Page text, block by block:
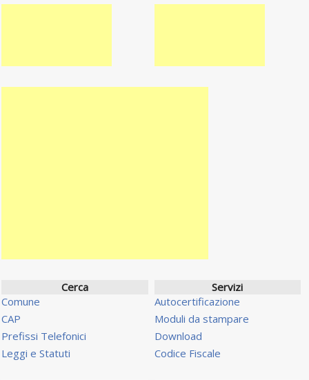
Cerca
Comune
CAP
Prefissi Telefonici
Leggi e Statuti
Servizi
Autocertificazione
Moduli da stampare
Download
Codice Fiscale